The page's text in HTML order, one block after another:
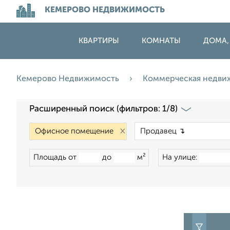
КЕМЕРОВО НЕДВИЖИМОСТЬ
КВАРТИРЫ КОМНАТЫ ДОМА,
Кемерово Недвижимость Коммерческая
Расширенный поиск (фильтров: 1/8)
×
Площадь от до м² На улице: